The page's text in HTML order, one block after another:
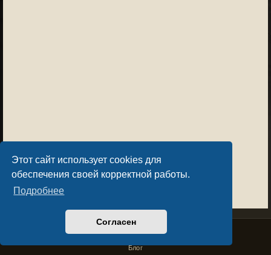
Этот сайт использует cookies для
обеспечения своей корректной работы.
Подробнее
Согласен
Privacy PolicyLicense Agreement
Copyright © Sacralium Games 2023-
Блог